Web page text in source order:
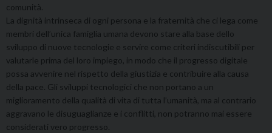
comunità.
La dignità intrinseca di ogni persona e la fraternità che ci lega come
membri dell’unica famiglia umana devono stare alla base dello
sviluppo di nuove tecnologie e servire come criteri indiscutibili per
valutarle prima del loro impiego, in modo che il progresso digitale
possa avvenire nel rispetto della giustizia e contribuire alla causa
della pace. Gli sviluppi tecnologici che non portano a un
miglioramento della qualità di vita di tutta l’umanità, ma al contrario
aggravano le disuguaglianze e i conflitti, non potranno mai essere
considerati vero progresso.